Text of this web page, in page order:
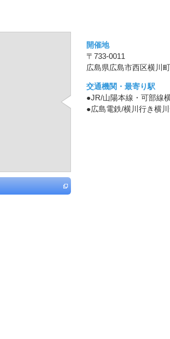
開催地
〒733-0011
広島県広島市西区横川
交通機関・最寄り駅
●JR/山陽本線・可部線
●広島電鉄/横川行き横